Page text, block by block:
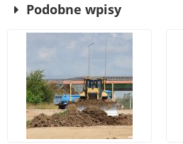
Podobne wpisy